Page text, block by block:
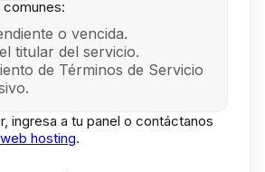
o vencida.
titular del servicio.
de Términos de Servicio
ingresa a tu panel o contáctanos
web hosting.